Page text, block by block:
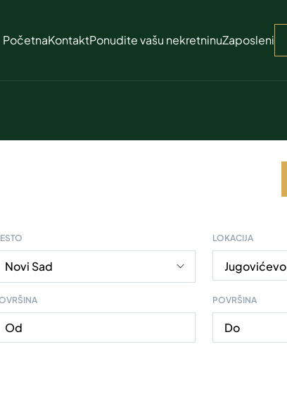
PočetnaKontaktPonudite vašu nekretninuZaposleni
LOKACIJA
Jugovićevo
POVRŠINA